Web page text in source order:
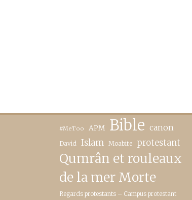
#MeToo APM Bible canon
David Islam Moabite protestant
Qumrân et rouleaux
de la mer Morte
Regards protestants – Campus protestant